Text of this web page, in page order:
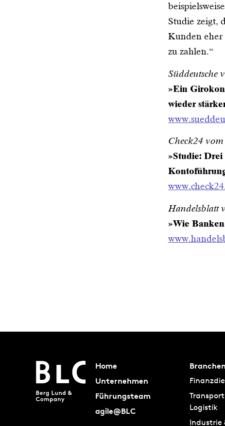
Studie zeigt,
Kunden
zu zahlen.“
Süddeutsche
»Ein
wieder
Check24
»Studie:
Handelsblatt
»Wie
Home
Unternehmen
Führungsteam
agile@BLC
Branchen
Logistik
Industrie